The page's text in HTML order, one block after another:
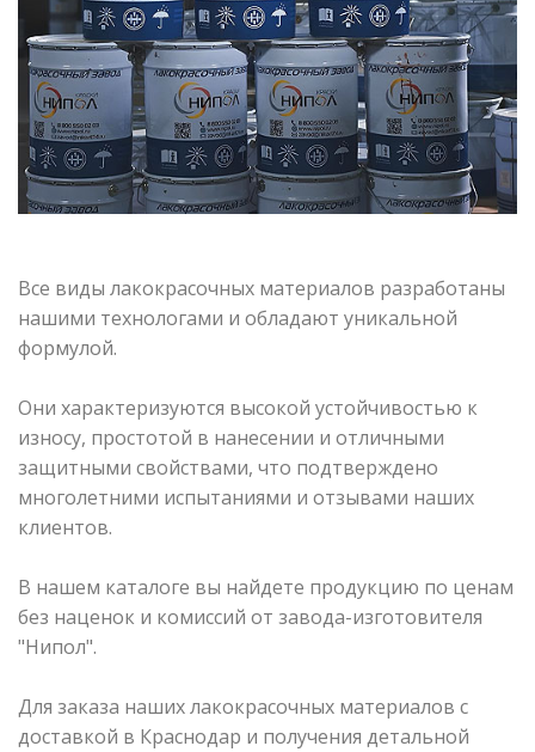
Все виды лакокрасочных материалов разработаны
нашими технологами и обладают уникальной
формулой.
Они характеризуются высокой устойчивостью к
износу, простотой в нанесении и отличными
защитными свойствами, что подтверждено
многолетними испытаниями и отзывами наших
клиентов.
В нашем каталоге вы найдете продукцию по ценам
без наценок и комиссий от завода-изготовителя
"Нипол".
Для заказа наших лакокрасочных материалов с
доставкой в Краснодар и получения детальной